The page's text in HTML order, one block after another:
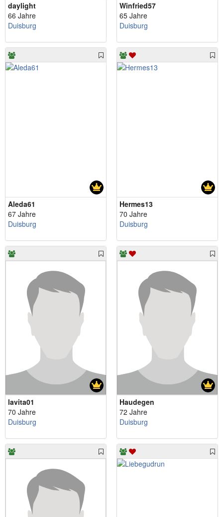
daylight
66 Jahre
Duisburg
Winfried57
65 Jahre
Duisburg
Aleda61
67 Jahre
Duisburg
Hermes13
70 Jahre
Duisburg
lavita01
70 Jahre
Duisburg
Haudegen
72 Jahre
Duisburg